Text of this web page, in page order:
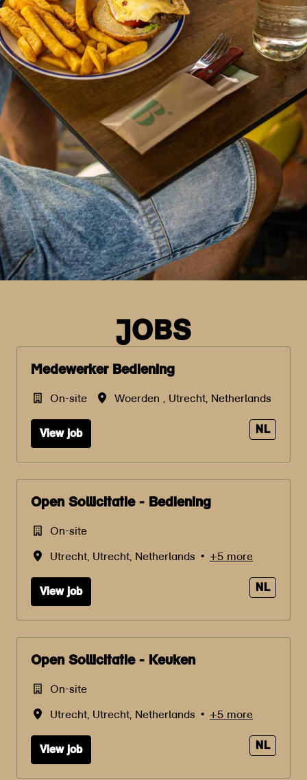
JOBS
Medewerker Bediening
On-site Woerden Utrecht Netherlands
View job NL
Open Sollicitatie - Bediening
On-site
Utrecht Utrecht Netherlands • +5 more
View job NL
Open Sollicitatie - Keuken
On-site
Utrecht Utrecht Netherlands • +5 more
View job NL